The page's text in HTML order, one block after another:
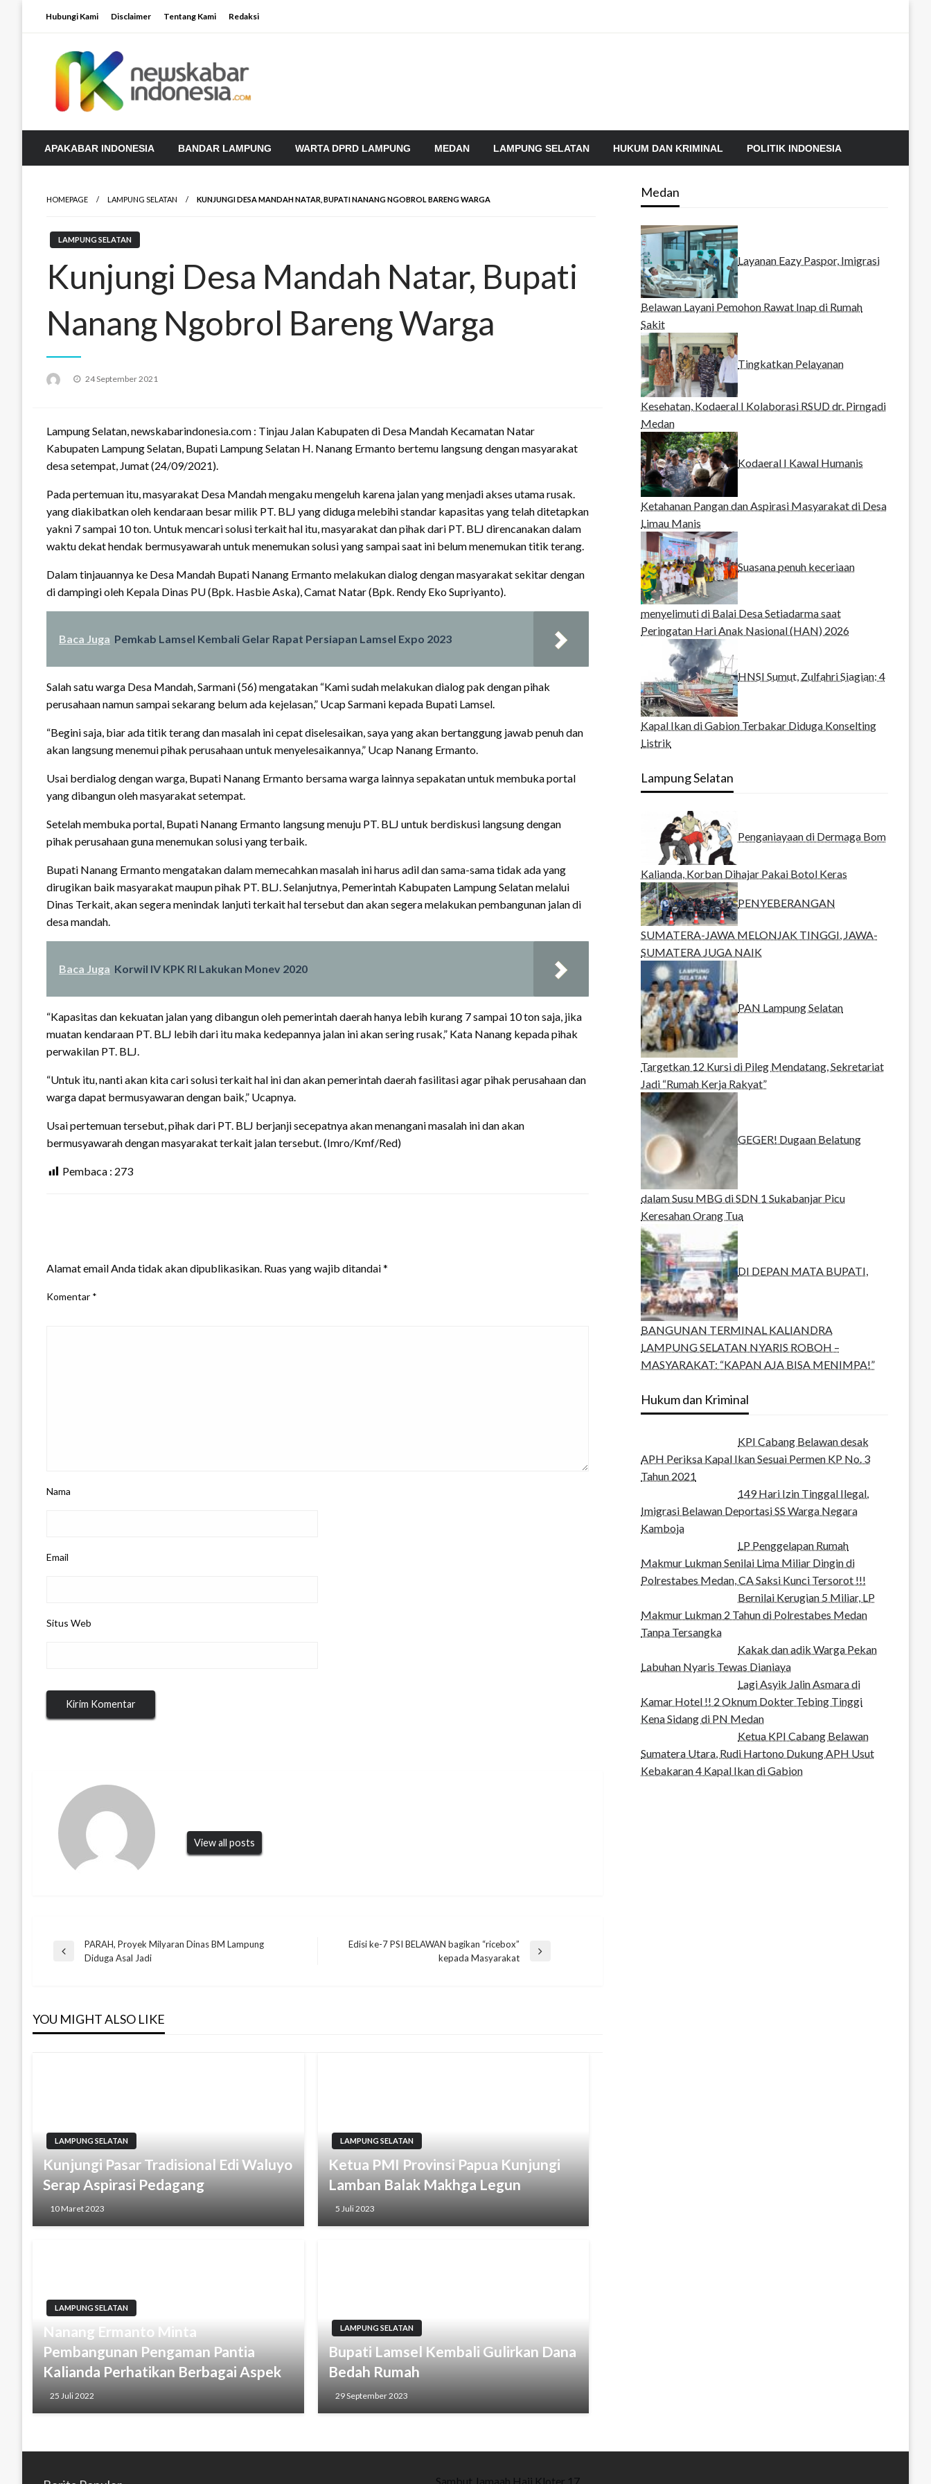
Hubungi Kami Disclaimer Tentang Kami Redaksi
APAKABAR INDONESIA BANDAR LAMPUNG WARTA DPRD LAMPUNG MEDAN LAMPUNG SELATAN HUKUM DAN KRIMINAL POLITIK INDONESIA
HOMEPAGE LAMPUNG SELATAN KUNJUNGI DESA MANDAH NATAR, BUPATI NANANG NGOBROL BARENG WARGA
LAMPUNG SELATAN
Kunjungi Desa Mandah Natar, Bupati
Nanang Ngobrol Bareng Warga
Posted
24 September 2021
Lampung Selatan, newskabarindonesia.com : Tinjau Jalan Kabupaten di Desa Mandah Kecamatan Natar
Kabupaten Lampung Selatan, Bupati Lampung Selatan H. Nanang Ermanto bertemu langsung dengan masyarakat
desa setempat, Jumat (24/09/2021).
Pada pertemuan itu, masyarakat Desa Mandah mengaku mengeluh karena jalan yang menjadi akses utama rusak.
yang diakibatkan oleh kendaraan besar milik PT. BLJ yang diduga melebihi standar kapasitas yang telah ditetapkan
yakni 7 sampai 10 ton. Untuk mencari solusi terkait hal itu, masyarakat dan pihak dari PT. BLJ direncanakan dalam
waktu dekat hendak bermusyawarah untuk menemukan solusi yang sampai saat ini belum menemukan titik terang.
Dalam tinjauannya ke Desa Mandah Bupati Nanang Ermanto melakukan dialog dengan masyarakat sekitar dengan
di dampingi oleh Kepala Dinas PU (Bpk. Hasbie Aska), Camat Natar (Bpk. Rendy Eko Supriyanto).
Baca Juga Pemkab Lamsel Kembali Gelar Rapat Persiapan Lamsel Expo 2023
Salah satu warga Desa Mandah, Sarmani (56) mengatakan “Kami sudah melakukan dialog pak dengan pihak
perusahaan namun sampai sekarang belum ada kejelasan,” Ucap Sarmani kepada Bupati Lamsel.
“Begini saja, biar ada titik terang dan masalah ini cepat diselesaikan, saya yang akan bertanggung jawab penuh dan
akan langsung menemui pihak perusahaan untuk menyelesaikannya,” Ucap Nanang Ermanto.
Usai berdialog dengan warga, Bupati Nanang Ermanto bersama warga lainnya sepakatan untuk membuka portal
yang dibangun oleh masyarakat setempat.
Setelah membuka portal, Bupati Nanang Ermanto langsung menuju PT. BLJ untuk berdiskusi langsung dengan
pihak perusahaan guna menemukan solusi yang terbaik.
Bupati Nanang Ermanto mengatakan dalam memecahkan masalah ini harus adil dan sama-sama tidak ada yang
dirugikan baik masyarakat maupun pihak PT. BLJ. Selanjutnya, Pemerintah Kabupaten Lampung Selatan melalui
Dinas Terkait, akan segera menindak lanjuti terkait hal tersebut dan akan segera melakukan pembangunan jalan di
desa mandah.
Baca Juga Korwil IV KPK RI Lakukan Monev 2020
“Kapasitas dan kekuatan jalan yang dibangun oleh pemerintah daerah hanya lebih kurang 7 sampai 10 ton saja, jika
muatan kendaraan PT. BLJ lebih dari itu maka kedepannya jalan ini akan sering rusak,” Kata Nanang kepada pihak
perwakilan PT. BLJ.
“Untuk itu, nanti akan kita cari solusi terkait hal ini dan akan pemerintah daerah fasilitasi agar pihak perusahaan dan
warga dapat bermusyawaran dengan baik,” Ucapnya.
Usai pertemuan tersebut, pihak dari PT. BLJ berjanji secepatnya akan menangani masalah ini dan akan
bermusyawarah dengan masyarakat terkait jalan tersebut. (Imro/Kmf/Red)
Pembaca : 273
Alamat email Anda tidak akan dipublikasikan. Ruas yang wajib ditandai*
Komentar *
Nama
Email
Situs Web
View all posts
Navigasi
Previous
PARAH, Proyek Milyaran Dinas BM Lampung
Diduga Asal Jadi
Edisi ke-7 PSI BELAWAN bagikan “ricebox”
kepada Masyarakat
YOU MIGHT ALSO LIKE
LAMPUNG SELATAN
Kunjungi Pasar Tradisional Edi Waluyo
Serap Aspirasi Pedagang
10 Maret 2023
LAMPUNG SELATAN
Ketua PMI Provinsi Papua Kunjungi
Lamban Balak Makhga Legun
5 Juli 2023
LAMPUNG SELATAN
Nanang Ermanto Minta
Pembangunan Pengaman Pantia
Kalianda Perhatikan Berbagai Aspek
25 Juli 2022
LAMPUNG SELATAN
Bupati Lamsel Kembali Gulirkan Dana
Bedah Rumah
29 September 2023
Medan
Layanan Eazy Paspor, Imigrasi
Belawan Layani Pemohon Rawat Inap di Rumah
Sakit
Tingkatkan Pelayanan
Kesehatan, Kodaeral I Kolaborasi RSUD dr. Pirngadi
Medan‎
Kodaeral I Kawal Humanis
Ketahanan Pangan dan Aspirasi Masyarakat di Desa
Limau Manis
Suasana penuh keceriaan
menyelimuti di Balai Desa Setiadarma saat
Peringatan Hari Anak Nasional (HAN) 2026
HNSI Sumut, Zulfahri Siagian: 4
Kapal Ikan di Gabion Terbakar Diduga Konselting
Listrik
Lampung Selatan
Penganiayaan di Dermaga Bom
Kalianda, Korban Dihajar Pakai Botol Keras
PENYEBERANGAN
SUMATERA-JAWA MELONJAK TINGGI, JAWA-
SUMATERA JUGA NAIK
PAN Lampung Selatan
Targetkan 12 Kursi di Pileg Mendatang, Sekretariat
Jadi “Rumah Kerja Rakyat”
GEGER! Dugaan Belatung
dalam Susu MBG di SDN 1 Sukabanjar Picu
Keresahan Orang Tua
DI DEPAN MATA BUPATI,
BANGUNAN TERMINAL KALIANDRA
LAMPUNG SELATAN NYARIS ROBOH –
MASYARAKAT: “KAPAN AJA BISA MENIMPA!”
Hukum dan Kriminal
KPI Cabang Belawan desak
APH Periksa Kapal Ikan Sesuai Permen KP No. 3
Tahun 2021
149 Hari Izin Tinggal Ilegal,
Imigrasi Belawan Deportasi SS Warga Negara
Kamboja
LP Penggelapan Rumah
Makmur Lukman Senilai Lima Miliar Dingin di
Polrestabes Medan, CA Saksi Kunci Tersorot !!!
Bernilai Kerugian 5 Miliar, LP
Makmur Lukman 2 Tahun di Polrestabes Medan
Tanpa Tersangka
Kakak dan adik Warga Pekan
Labuhan Nyaris Tewas Dianiaya
Lagi Asyik Jalin Asmara di
Kamar Hotel !! 2 Oknum Dokter Tebing Tinggi
Kena Sidang di PN Medan
Ketua KPI Cabang Belawan
Sumatera Utara, Rudi Hartono Dukung APH Usut
Kebakaran 4 Kapal Ikan di Gabion
Sambut Jamaah Haji Kloter 17,